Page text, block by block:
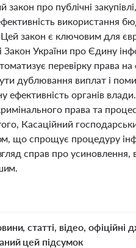
про публічні
використання
закон є ключовим для
України про Єдину
перевірку права
дублювання виплат і
органів
права та
Касаційний
що спрощує процедуру
справ про
статті, відео, офіційні
цей підсумок